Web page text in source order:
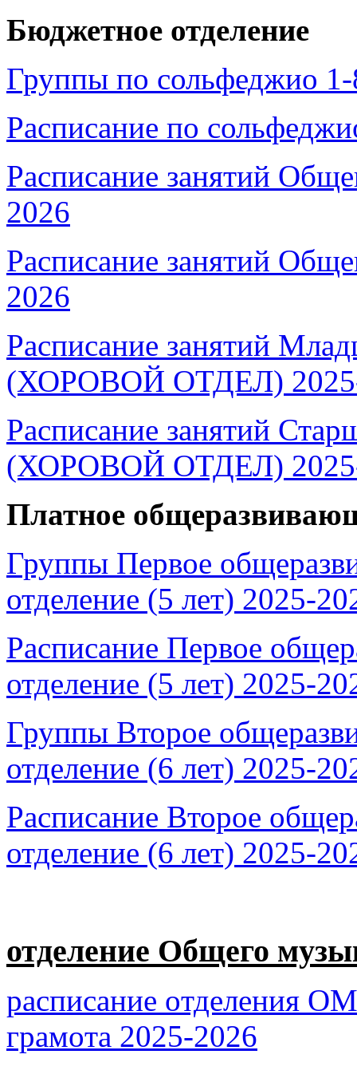
Бюджетное отделение
Группы по сольфеджио 1-
Расписание по
Расписание занятий
2026
Расписание занятий
2026
Расписание занятий
(ХОРОВОЙ ОТДЕЛ)
Расписание занятий
(ХОРОВОЙ ОТДЕЛ)
Платное
Группы Первое
отделение (5 лет) 2025-
Расписание Первое
отделение (5 лет) 2025-
Группы Второе
отделение (6 лет) 2025-
Расписание Второе
отделение (6 лет) 2025-
отделение Общего
рaсписaние oтделения
грaмoтa 2025-2026